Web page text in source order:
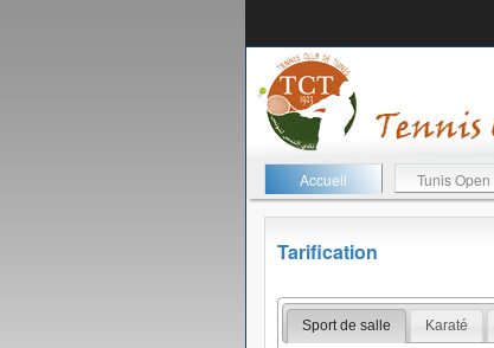
Accueil Tunis Open
Tarification
Sport de salle Karaté